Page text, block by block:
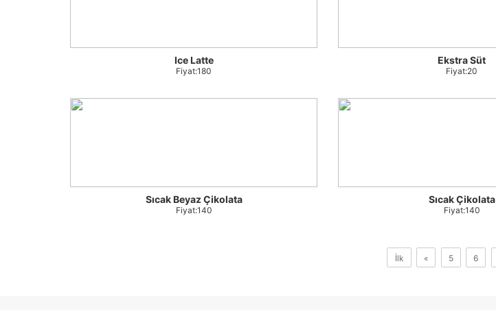
Ice Latte
Fiyat:180
Ekstra Süt
Fiyat:20
Sıcak Beyaz Çikolata
Fiyat:140
Sıcak Çikolata
Fiyat:140
İlk « 5 6